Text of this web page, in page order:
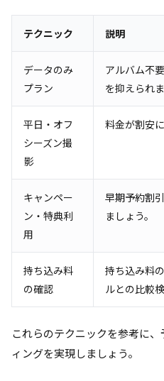
テクニック 説明
データのみ
プラン
アルバム不
を抑えられま
平日・オフ
シーズン撮
影
料金が割安
キャンペー
ン・特典利
用
早期予約割
ましょう。
持ち込み料
の確認
持ち込み料
ルとの比較
これらのテクニックを参考に
ィングを実現しましょう。